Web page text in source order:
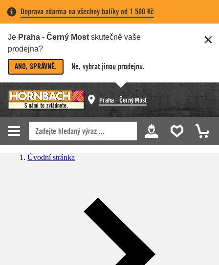
Doprava zdarma na všechny balíky od 1 500 Kč
Je Praha - Černý Most skutečně vaše
prodejna?
ANO, SPRÁVNĚ. Ne, vybrat jinou prodejnu.
Praha - Černý Most
Úvodní stránka